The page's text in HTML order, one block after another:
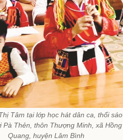
Tâm tại lớp học hát dân ca, thổi sáo
Pà Thẻn, thôn Thượng Minh, xã Hồng
Quang, huyện Lâm Bình